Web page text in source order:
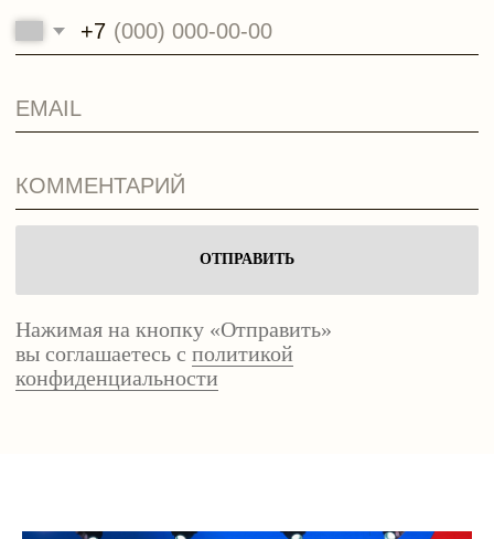
ОТПРАВИТЬ
вы соглашаетесь с
конфиденциальности
ОТПРАВИТЬ
вы соглашаетесь с
конфиденциальности
ОТПРАВИТЬ
вы соглашаетесь с
конфиденциальности